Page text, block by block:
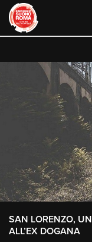
content
SAN LORENZO,
ALL’EX DOGANA